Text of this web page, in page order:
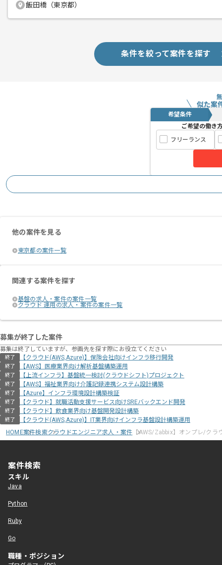
飯田橋（東京都）
条件を絞って案件を探す
似た案
希望条件
ご希望の働き
フリーランス
他の案件を見る
東京都の案件一覧
関連する案件を探す
基盤の求人・案件の案件一覧
クラウド 運用の求人・案件の案件一覧
募集が終了した案件
募集は終了していますが、参画先を探す際にお役立てください
終了 【クラウド(AWS,Azure)】保険会社向けインフラ移行開発
終了 【AWS】医療業界向け解析基盤構築運用
終了 【上流インフラ】基盤統一検討(クラウドシフト)プロジェクト
終了 【AWS】福祉業界向け介護記録連携システム設計構築
終了 【Azure】インフラ環境設計構築検証
終了 【クラウド】就職活動支援サービス向けSREバックエンド開発
終了 【クラウド】飲食業界向け基盤開発設計構築
終了
【クラウド(AWS,Azure)】IT業界向けインフラ基盤設計構築運用
HOME案件検索クラウドエンジニア求人・案件 【AWS/Zabbix】オンプレ/クラ
案件検索
スキル
Java
Python
Ruby
Go
職種・ポジション